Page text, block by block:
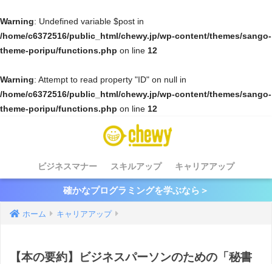
Warning: Undefined variable $post in
/home/c6372516/public_html/chewy.jp/wp-content/themes/sango-
theme-poripu/functions.php on line 12
Warning: Attempt to read property "ID" on null in
/home/c6372516/public_html/chewy.jp/wp-content/themes/sango-
theme-poripu/functions.php on line 12
ビジネスマナー スキルアップ キャリアアップ
確かなプログラミングを学ぶなら＞
ホーム キャリアアップ
【本の要約】ビジネスパーソンのための「秘書